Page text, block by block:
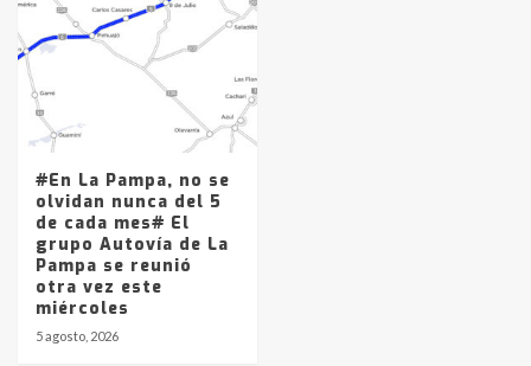
#En La Pampa, no se
olvidan nunca del 5
de cada mes# El
grupo Autovía de La
Pampa se reunió
otra vez este
miércoles
5 agosto, 2026